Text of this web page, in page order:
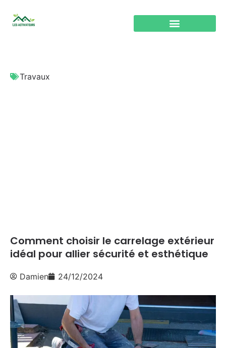
Travaux
Comment choisir le carrelage extérieur
idéal pour allier sécurité et esthétique
Damien 24/12/2024